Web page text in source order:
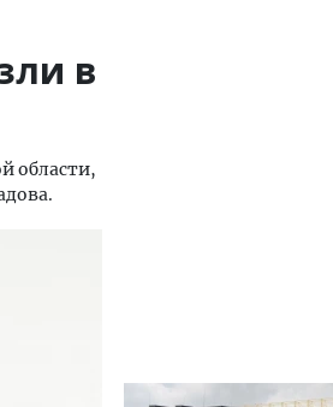
в
области,